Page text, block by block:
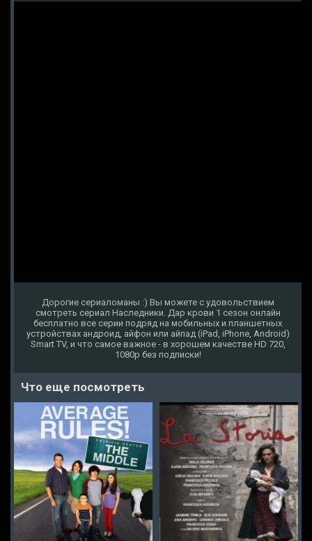
Дорогие сериаломаны :) Вы можете с удовольствием
смотреть сериал Наследники. Дар крови 1 сезон онлайн
бесплатно все серии подряд на мобильных и планшетных
устройствах андроид, айфон или айпад (iPad, iPhone, Android)
Smart TV, и что самое важное - в хорошем качестве HD 720,
1080p без подписки!
Что еще посмотреть